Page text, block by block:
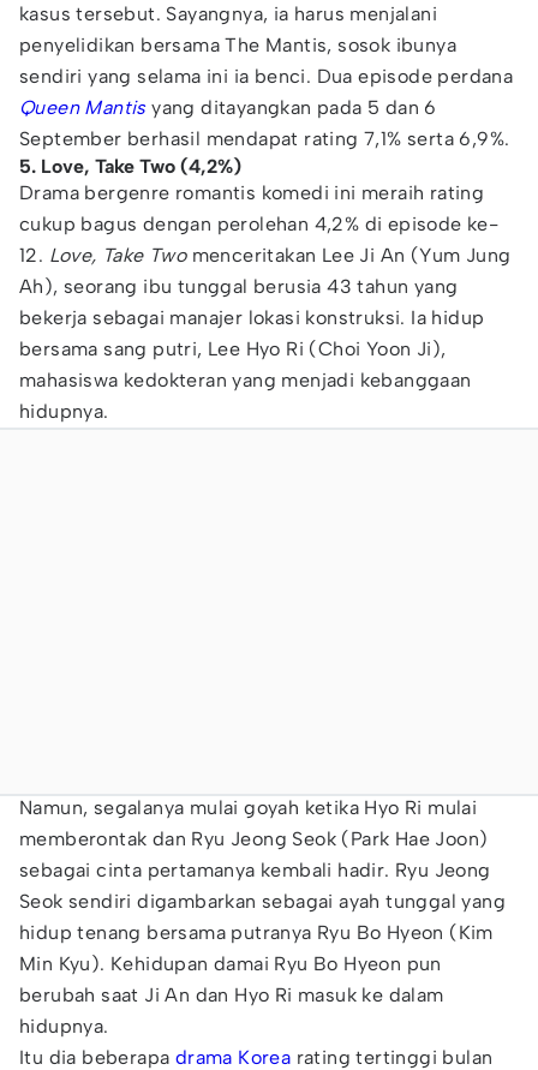
kasus tersebut. Sayangnya, ia harus menjalani
penyelidikan bersama The Mantis, sosok ibunya
sendiri yang selama ini ia benci. Dua episode perdana
Queen Mantis yang ditayangkan pada 5 dan 6
September berhasil mendapat rating 7,1% serta 6,9%.
5. Love, Take Two (4,2%)
Drama bergenre romantis komedi ini meraih rating
cukup bagus dengan perolehan 4,2% di episode ke-
12. Love, Take Two menceritakan Lee Ji An (Yum Jung
Ah), seorang ibu tunggal berusia 43 tahun yang
bekerja sebagai manajer lokasi konstruksi. Ia hidup
bersama sang putri, Lee Hyo Ri (Choi Yoon Ji),
mahasiswa kedokteran yang menjadi kebanggaan
hidupnya.
Namun, segalanya mulai goyah ketika Hyo Ri mulai
memberontak dan Ryu Jeong Seok (Park Hae Joon)
sebagai cinta pertamanya kembali hadir. Ryu Jeong
Seok sendiri digambarkan sebagai ayah tunggal yang
hidup tenang bersama putranya Ryu Bo Hyeon (Kim
Min Kyu). Kehidupan damai Ryu Bo Hyeon pun
berubah saat Ji An dan Hyo Ri masuk ke dalam
hidupnya.
Itu dia beberapa drama Korea rating tertinggi bulan